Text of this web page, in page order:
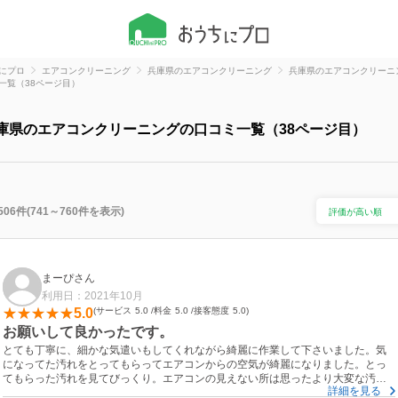
プロ エアコンクリーニング 兵庫県のエアコンクリーニング
兵庫県のエアコンクリーニ
覧（38ページ目）
県のエアコンクリーニングの口コミ一覧（38ページ目）
件(741～760件を表示)
まーぴさん
利用日：2021年10月
5.0 サービス 5.0 料金 5.0 接客態度 5.0
お願いして良かったです。
とても丁寧に、細かな気遣いもしてくれながら綺麗に作業して下さいました。気
になってた汚れをとってもらってエアコンからの空気が綺麗になりました。とっ
てもらった汚れを見てびっくり。エアコンの見えない所は思ったより大変な汚れ
だったのですね。これで安心して使えます。またよろしくお願いします。詳細を見る